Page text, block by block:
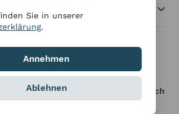
Bureau 2026
Impressum
Deutsch
Sie in unserer
.
Annehmen
Ablehnen